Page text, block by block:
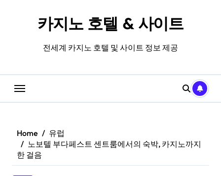
카지노 호텔 & 사이트
전세계 카지노 호텔 및 사이트 정보 제공
Home
유럽
노보텔 부다페스트 센트룸에서의 숙박, 카지노까지
한 걸음